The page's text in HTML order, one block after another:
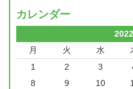
カレンダー
月
火 水
1 2 3
8
9 10